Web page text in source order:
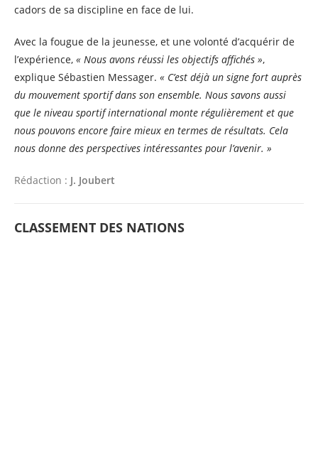
cadors de sa discipline en face de lui.
Avec la fougue de la jeunesse, et une volonté d’acquérir de
l’expérience, « Nous avons réussi les objectifs affichés »,
explique Sébastien Messager. « C’est déjà un signe fort auprès
du mouvement sportif dans son ensemble. Nous savons aussi
que le niveau sportif international monte régulièrement et que
nous pouvons encore faire mieux en termes de résultats. Cela
nous donne des perspectives intéressantes pour l’avenir. »
Rédaction : J. Joubert
CLASSEMENT DES NATIONS